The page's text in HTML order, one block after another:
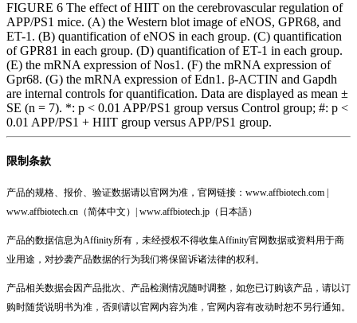
FIGURE 6 The effect of HIIT on the cerebrovascular regulation of
APP/PS1 mice. (A) the Western blot image of eNOS, GPR68, and
ET-1. (B) quantification of eNOS in each group. (C) quantification
of GPR81 in each group. (D) quantification of ET-1 in each group.
(E) the mRNA expression of Nos1. (F) the mRNA expression of
Gpr68. (G) the mRNA expression of Edn1. β-ACTIN and Gapdh
are internal controls for quantification. Data are displayed as mean ±
SE (n = 7). *: p < 0.01 APP/PS1 group versus Control group; #: p <
0.01 APP/PS1 + HIIT group versus APP/PS1 group.
限制条款
产品的规格、报价、验证数据请以官网为准，官网链接：www.affbiotech.com |
www.affbiotech.cn（简体中文）| www.affbiotech.jp（日本語）
产品的数据信息为Affinity所有，未经授权不得收集Affinity官网数据或资料用于商
业用途，对抄袭产品数据的行为我们将保留诉诸法律的权利。
产品相关数据会因产品批次、产品检测情况随时调整，如您已订购该产品，请以订
购时随货说明书为准，否则请以官网内容为准，官网内容有改动时恕不另行通知。